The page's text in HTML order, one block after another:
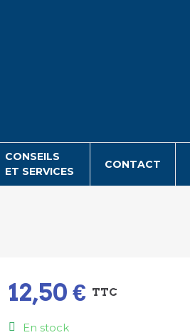
CONSEILS
ET SERVICES
CONTACT
12,50 € TTC
En stock